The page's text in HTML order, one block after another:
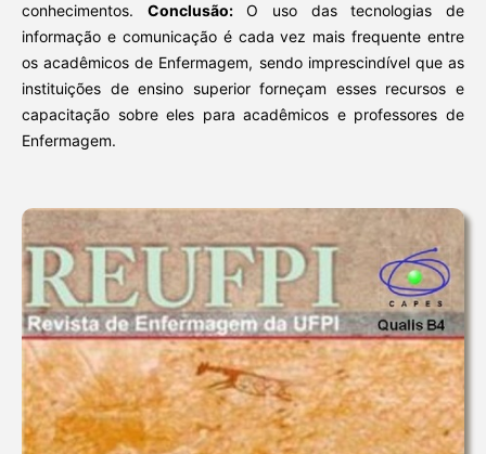
conhecimentos. Conclusão:O uso das tecnologias de
informação e comunicação é cada vez mais frequente entre
os acadêmicos de Enfermagem, sendo imprescindível que as
instituições de ensino superior forneçam esses recursos e
capacitação sobre eles para acadêmicos e professores de
Enfermagem.